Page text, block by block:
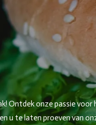
Ontdek onze passie
u te laten proeven van